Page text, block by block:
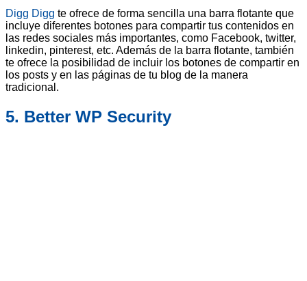
Digg Digg te ofrece de forma sencilla una barra flotante que
incluye diferentes botones para compartir tus contenidos en
las redes sociales más importantes, como Facebook, twitter,
linkedin, pinterest, etc. Además de la barra flotante, también
te ofrece la posibilidad de incluir los botones de compartir en
los posts y en las páginas de tu blog de la manera
tradicional.
5. Better WP Security